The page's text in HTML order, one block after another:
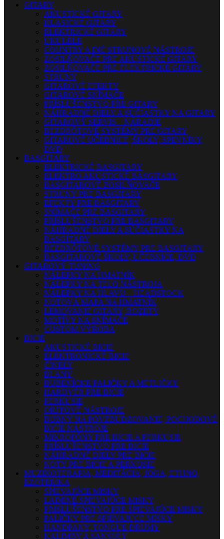
GITARY
AKUSTICKÉ GITARY
KLASICKÉ GITARY
ELEKTRICKÉ GITARY
UKULELE
COUNTRY A INÉ STRUNOVÉ NÁSTROJE
ZOSILŇOVAČE PRE AKUSTICKÉ GITARY
ZOSILŇOVAČE PRE ELEKTRICKÉ GITARY
STRUNY
GITAROVÉ EFEKTY
GITAROVÉ SNÍMAČE
PRÍSLUŠENSTVO PRE GITARY
NÁHRADNÉ DIELY A SÚČIASTKY NA GITARY
GITAROVÝ SERVIS – NÁRADIE
BEZDRÔTOVÉ SYSTÉMY PRE GITARY
GITAROVÉ UČEBNICE, ŠKOLY, SPEVNÍKY,
DVD
BASGITARY
ELEKTRICKÉ BASGITARY
ELEKTRO AKUSTICKÉ BASGITARY
BASGITAROVÉ ZOSILŇOVAČE
STRUNY PRE BASGITARY
EFEKTY PRE BASGITARY
SNÍMAČE PRE BASGITARY
PRÍSLUŠENSTVO PRE BASGITARY
NÁHRADNÉ DIELY A SÚČIASTKY NA
BASGITARY
BEZDRÔTOVÉ SYSTÉMY PRE BASGITARY
BASGITAROVÉ ŠKOLY, UČEBNICE, DVD
GITAROVÝ TUNING
NÁLEPKY NA HMATNÍK
NÁLEPKY NA TELO NÁSTROJA
NÁLEPKY NA HLAVU – HEADSTOCK
NOTOVÁ MAPA NA HMATNÍK
LEMOVANIE GITARY, ROZETY
MOTÍVY NA SNÍMAČE
CUSTOM VÝROBA
BICIE
AKUSTICKÉ BICIE
ELEKTRONICKÉ BICIE
ČINELY
BLANY
BUBENÍCKE PALIČKY A METLIČKY
HARDVÉR PRE BICIE
PERKUSIE
ORFFOVÉ NÁSTROJE
BUBNY NA POVZBUDZOVANIE, POCHODOVÉ
BICIE NÁSTROJE
MIKROFÓNY PRE BICIE A PERKUSIE
PRÍSLUŠENSTVO PRE BICIE
NÁHRADNÉ DIELY PRE BICIE
NOTY PRE BICIE A PERKUSIE
MUZIKOTERAPIA, MEDITÁCIA, JOGA, ETHNO,
EZOTERIKA
SPIEVAJÚCE MISKY
LADENÉ SPIEVAJÚCE MISKY
PRISLUŠENSTVO PRE SPIEVAJÚCE MISKY
PALIČKY PRE SPIEVAJÚCE MISKY
HANDPANY, TONGUE DRUMY
KALIMBY A SANSULY